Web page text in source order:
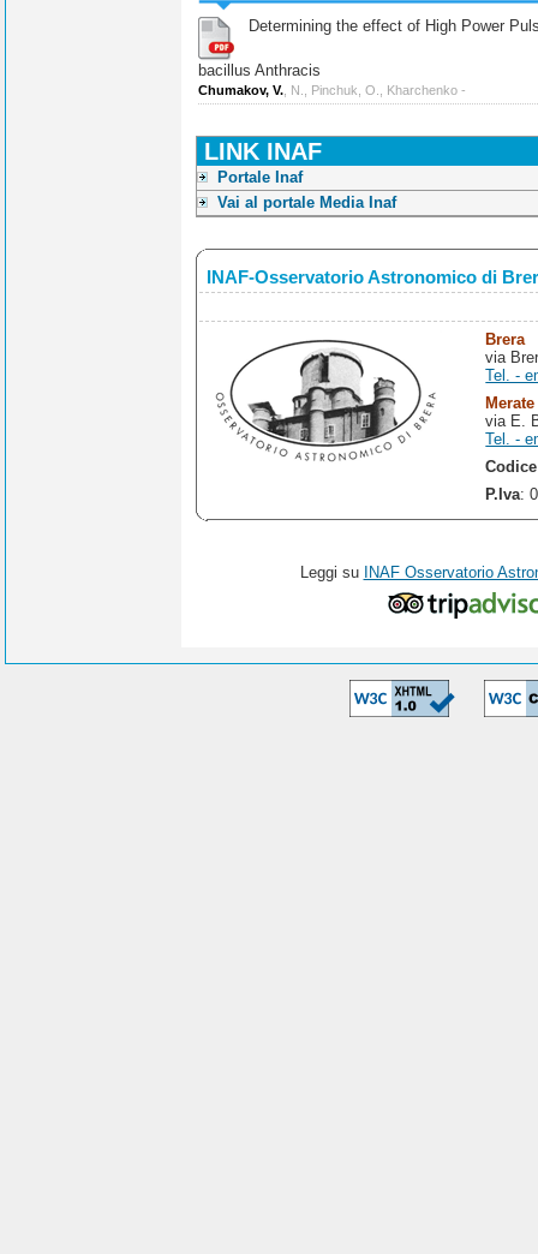
Determining the effect of High Power
bacillus Anthracis
Chumakov, V. , N., Pinchuk, O., Kharchenko -
LINK INAF
Portale Inaf
Vai al portale Media Inaf
INAF-Osservatorio Astronomico di
Brera
via
Tel. -
Merate
via E.
Tel. -
P.Iva:
Leggi su INAF Osservatorio